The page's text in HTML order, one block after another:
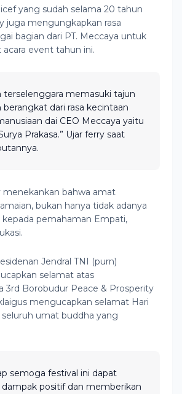
yang sudah selama 20 tahun
juga mengungkapkan rasa
bagian dari PT. Meccaya untuk
event tahun ini.
terselenggara memasuki tajun
berangkat dari rasa kecintaan
dai CEO Meccaya yaitu
Prakasa.” Ujar ferry saat
menekankan bahwa amat
bukan hanya tidak adanya
kepada pemahaman Empati,
Jendral TNI (purn)
selamat atas
3rd Borobudur Peace & Prosperity
mengucapkan selamat Hari
seluruh umat buddha yang
semoga festival ini dapat
positif dan memberikan